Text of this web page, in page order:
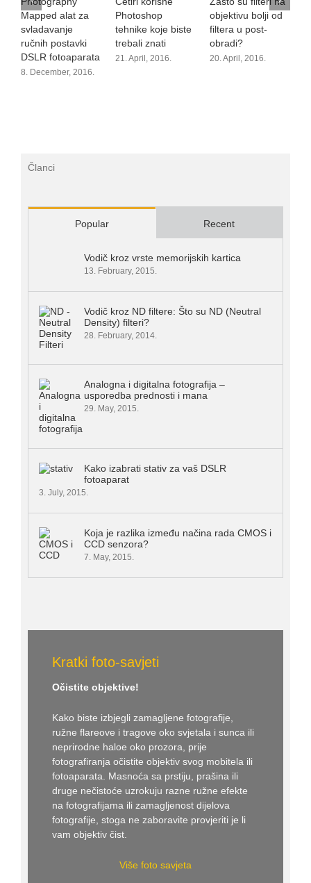
Mapped alat za
svladavanje
ručnih postavki
DSLR fotoaparata
8. December, 2016.
Photoshop
tehnike koje biste
trebali znati
21. April, 2016.
objektivu bolji od
filtera u post-
obradi?
20. April, 2016.
Članci
Popular Recent
Vodič kroz vrste memorijskih kartica
13. February, 2015.
Vodič kroz ND filtere: Što su ND (Neutral
Density) filteri?
28. February, 2014.
Analogna i digitalna fotografija –
usporedba prednosti i mana
29. May, 2015.
Kako izabrati stativ za vaš DSLR
fotoaparat
3. July, 2015.
Koja je razlika između načina rada CMOS i
CCD senzora?
7. May, 2015.
Kratki foto-savjeti
Očistite objektive!
Kako biste izbjegli zamagljene fotografije,
ružne flareove i tragove oko svjetala i sunca ili
neprirodne haloe oko prozora, prije
fotografiranja očistite objektiv svog mobitela ili
fotoaparata. Masnoća sa prstiju, prašina ili
druge nečistoće uzrokuju razne ružne efekte
na fotografijama ili zamagljenost dijelova
fotografije, stoga ne zaboravite provjeriti je li
vam objektiv čist.
Više foto savjeta